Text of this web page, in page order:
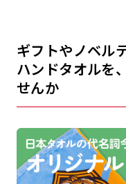
ギフトやノベル
ハンドタオルを
せんか